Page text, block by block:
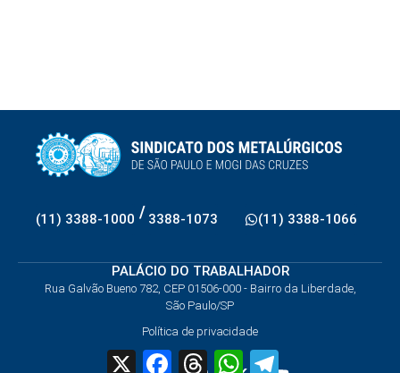
(11) 3388-1000 / 3388-1073 (11) 3388-1066
PALÁCIO DO TRABALHADOR
Rua Galvão Bueno 782, CEP 01506-000 - Bairro da Liberdade,
São Paulo/SP
Política de privacidade
X FacebookThreadsWhatsApp